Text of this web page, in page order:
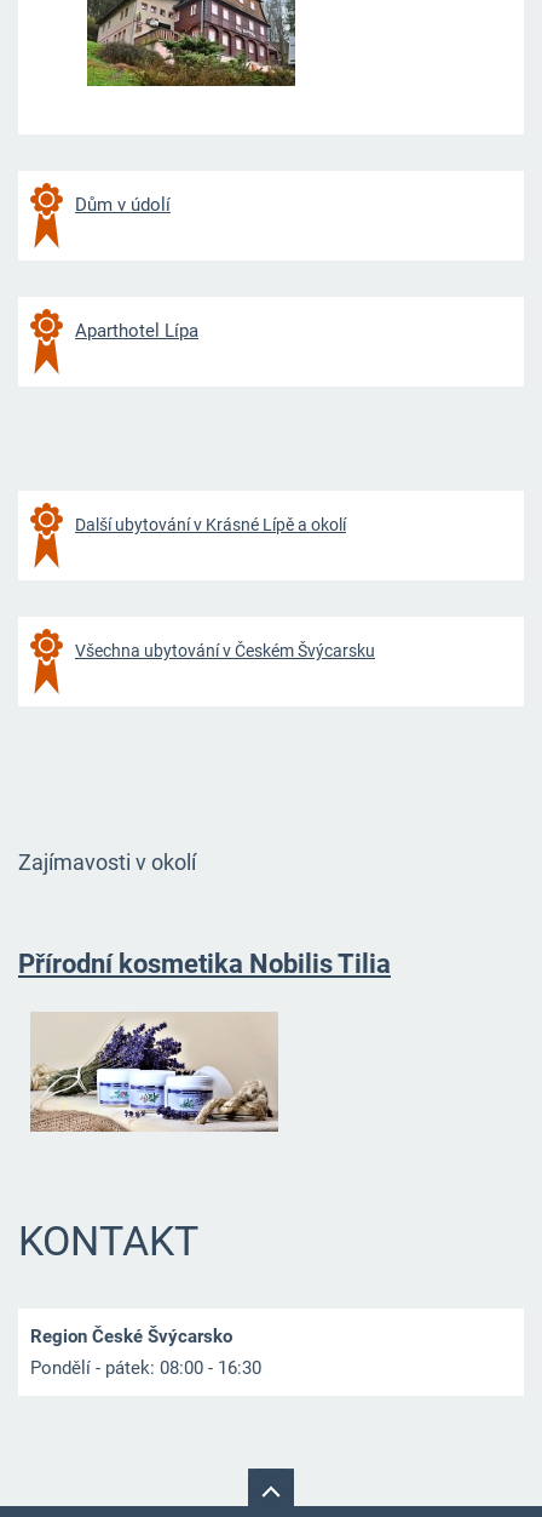
Dům v údolí
Aparthotel Lípa
Další ubytování v Krásné Lípě a okolí
Všechna ubytování v Českém Švýcarsku
Zajímavosti v okolí
Přírodní kosmetika Nobilis Tilia
KONTAKT
Region České Švýcarsko
Pondělí - pátek: 08:00 - 16:30